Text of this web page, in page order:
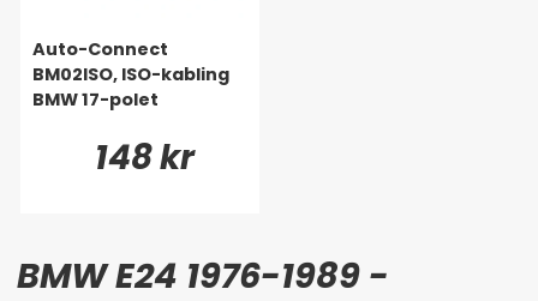
Auto-Connect
BM02ISO, ISO-kabling
BMW 17-polet
148 kr
BMW E24 1976-1989 -